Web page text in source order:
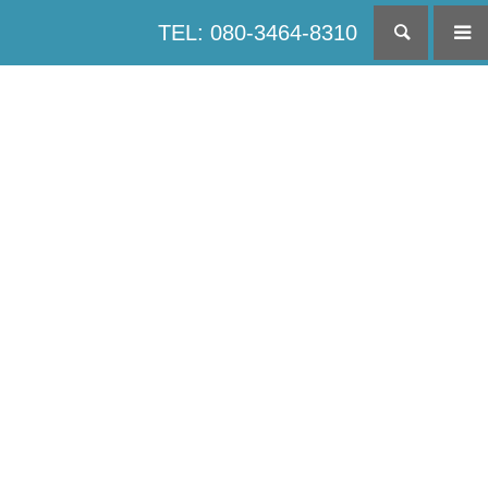
TEL: 080-3464-8310 検索